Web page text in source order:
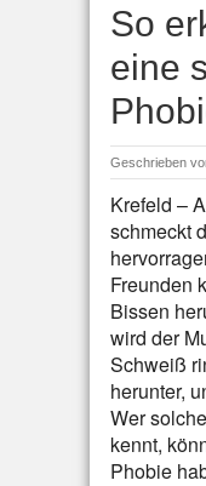
So
eine
Geschrieben
Krefeld –
schmeckt
Freunden
Bissen
wird der
Schweiß
herunter,
Wer
kennt,
Phobie